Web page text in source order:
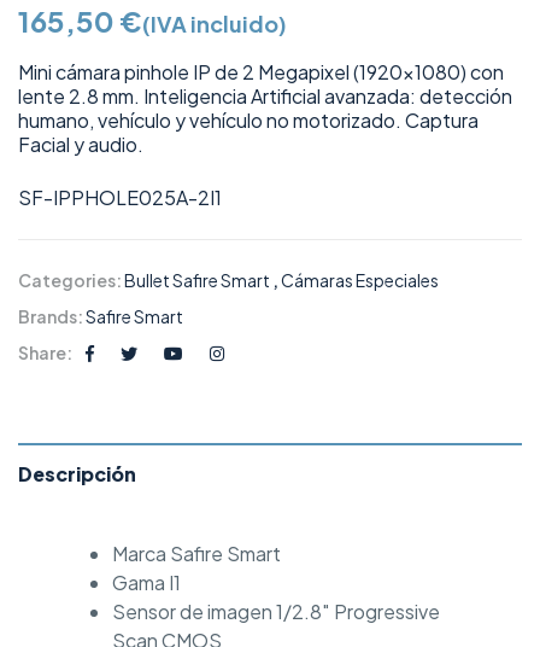
165,50 €(IVA incluido)
Mini cámara pinhole IP de 2 Megapixel (1920×1080) con
lente 2.8 mm. Inteligencia Artificial avanzada: detección
humano, vehículo y vehículo no motorizado. Captura
Facial y audio.
SF-IPPHOLE025A-2I1
Categories:Bullet Safire Smart ,Cámaras Especiales
Brands:Safire Smart
Share:
Descripción
Marca Safire Smart
Gama I1
Sensor de imagen 1/2.8″ Progressive
Scan CMOS